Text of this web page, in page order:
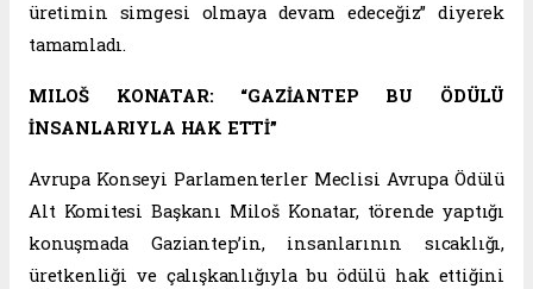
üretimin simgesi olmaya devam edeceğiz” diyerek
tamamladı.
MILOŠ KONATAR: “GAZİANTEP BU ÖDÜLÜ
İNSANLARIYLA HAK ETTİ”
Avrupa Konseyi Parlamenterler Meclisi Avrupa Ödülü
Alt Komitesi Başkanı Miloš Konatar, törende yaptığı
konuşmada Gaziantep’in, insanlarının sıcaklığı,
üretkenliği ve çalışkanlığıyla bu ödülü hak ettiğini